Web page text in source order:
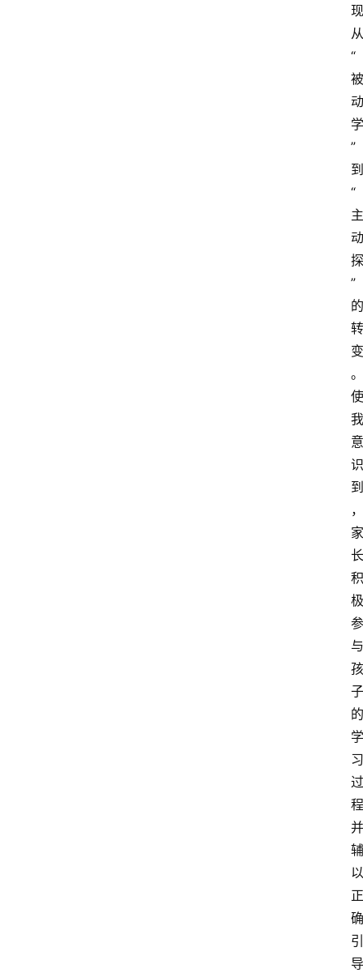
现
从
“
被
动
学
”
到
“
主
动
探
”
的
转
变
。
使
我
意
识
到
，
家
长
积
极
参
与
孩
子
的
学
习
过
程
并
辅
以
正
确
引
导